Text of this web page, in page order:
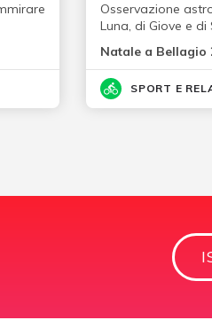
Osservazione
Luna, di Giove e di
Natale a Bellagio
SPORT E